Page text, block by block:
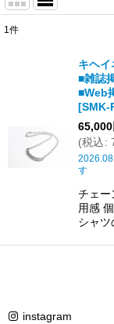
1件
キヘイ
■雑誌
■Web
[SMK-
65,000
(税込:
す
チェー
用感
シャツ
instagram